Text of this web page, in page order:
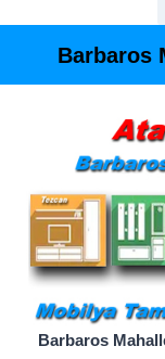
Barbaros
Barbaros